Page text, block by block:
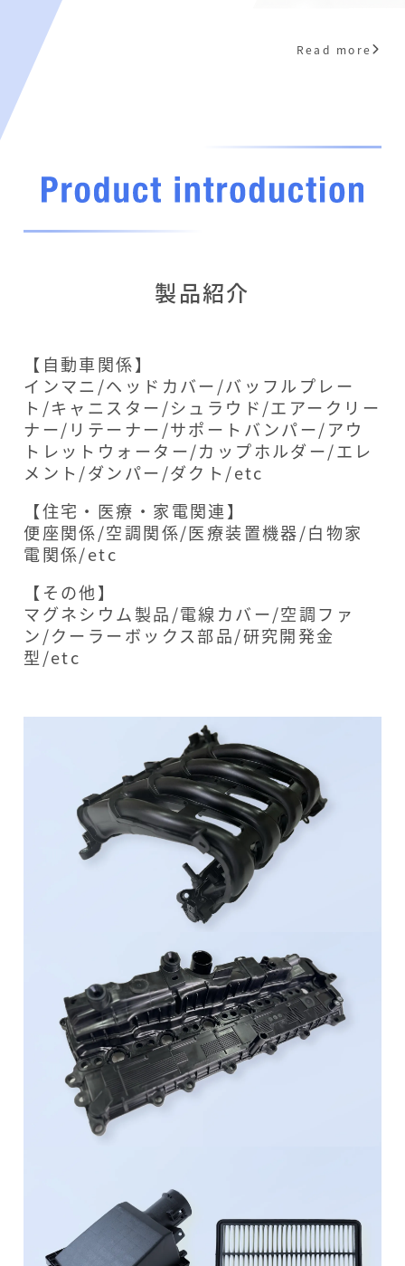
Read more
製品紹介
【自動車関係】
インマニ/ヘッドカバー/バッフルプレー
ト/キャニスター/シュラウド/エアークリー
ナー/リテーナー/サポートバンパー/アウ
トレットウォーター/カップホルダー/エレ
メント/ダンパー/ダクト/etc
【住宅・医療・家電関連】
便座関係/空調関係/医療装置機器/白物家
電関係/etc
【その他】
マグネシウム製品/電線カバー/空調ファ
ン/クーラーボックス部品/研究開発金
型/etc